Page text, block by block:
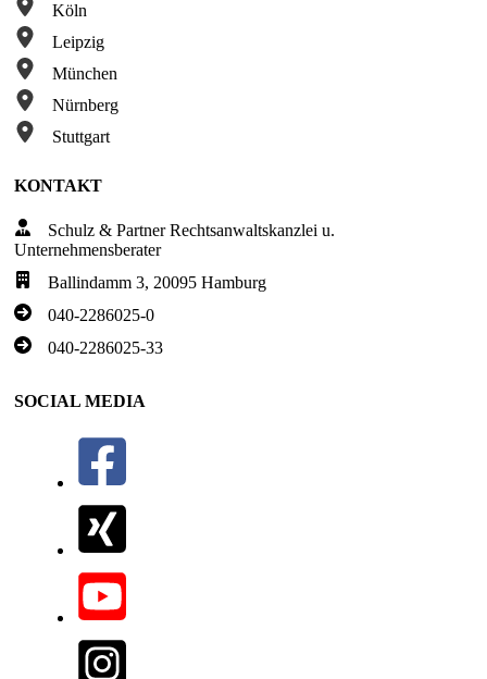
Köln
Leipzig
München
Nürnberg
Stuttgart
KONTAKT
Schulz & Partner Rechtsanwaltskanzlei u.
Unternehmensberater
Ballindamm 3, 20095 Hamburg
040-2286025-0
040-2286025-33
SOCIAL MEDIA